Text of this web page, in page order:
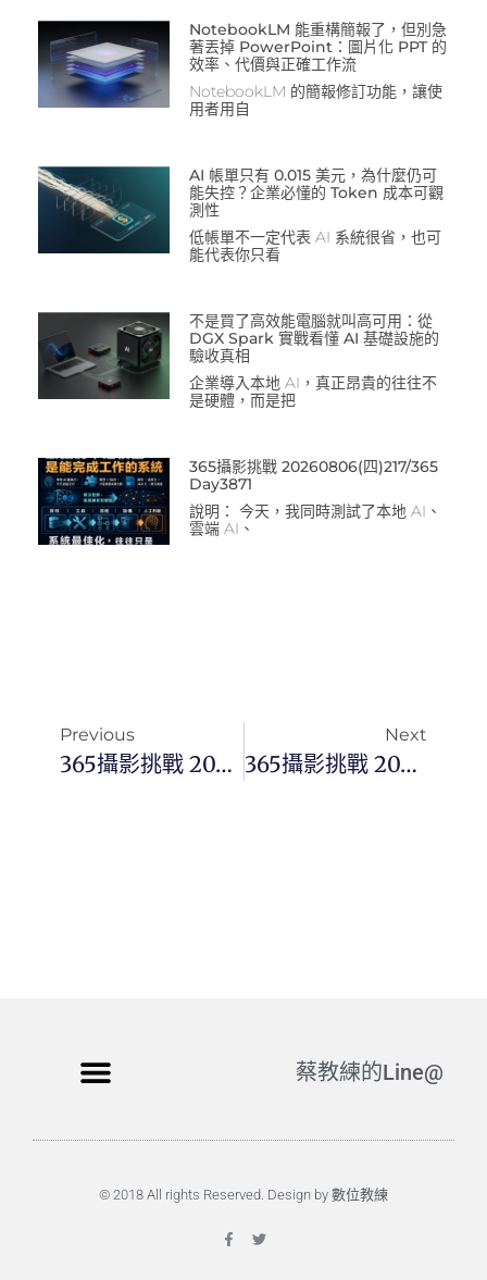
NotebookLM 能重構簡報了，但別急
著丟掉 PowerPoint：圖片化 PPT 的
效率、代價與正確工作流
NotebookLM 的簡報修訂功能，讓使
用者用自
AI 帳單只有 0.015 美元，為什麼仍可
能失控？企業必懂的 Token 成本可觀
測性
低帳單不一定代表 AI 系統很省，也可
能代表你只看
不是買了高效能電腦就叫高可用：從
DGX Spark 實戰看懂 AI 基礎設施的
驗收真相
企業導入本地 AI，真正昂貴的往往不
是硬體，而是把
365攝影挑戰 20260806(四)217/365
Day3871
說明： 今天，我同時測試了本地 AI、
雲端 AI、
Previous
365攝影挑戰 20241107(四) 312/366 Day3215
Next
365攝影挑戰 20241109(六) 314/366 Day3217
蔡教練的Line@
© 2018 All rights Reserved. Design by 數位教練